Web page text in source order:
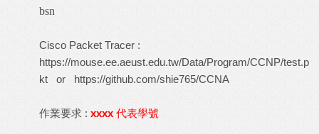
bsn
Cisco Packet Tracer :
https://mouse.ee.aeust.edu.tw/Data/Program/CCNP/test.p
kt or https://github.com/shie765/CCNA
作業要求 : xxxx 代表學號